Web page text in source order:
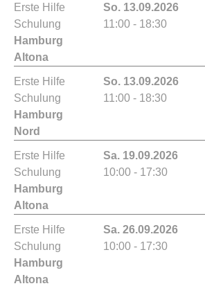
Erste Hilfe
Schulung
Hamburg
Altona
So. 13.09.2026
11:00 - 18:30
Erste Hilfe
Schulung
Hamburg
Nord
So. 13.09.2026
11:00 - 18:30
Erste Hilfe
Schulung
Hamburg
Altona
Sa. 19.09.2026
10:00 - 17:30
Erste Hilfe
Schulung
Hamburg
Altona
Sa. 26.09.2026
10:00 - 17:30